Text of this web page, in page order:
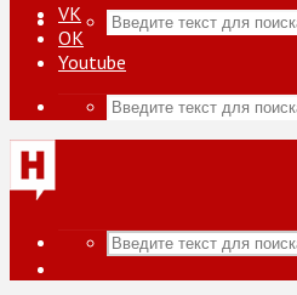
VK
ОК
Youtube